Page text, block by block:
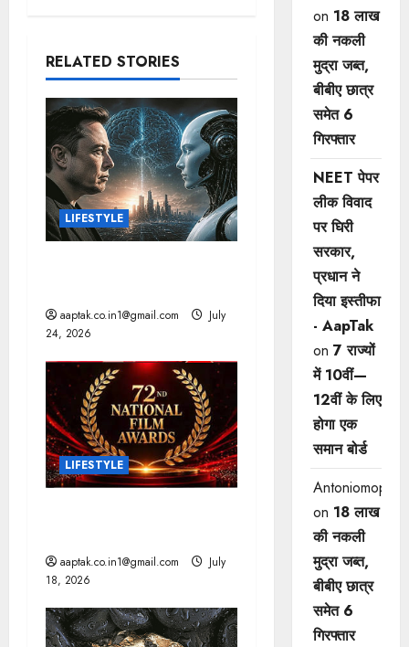
v
i
g
a
t
i
n
RELATED STORIES
LIFESTYLE
aaptak.co.in1@gmail.com
July
24, 2026
LIFESTYLE
aaptak.co.in1@gmail.com
July
18, 2026
on 18 लाख
की नकली
मुद्रा जब्त,
बीबीए छात्र
समेत 6
गिरफ्तार
NEET पेपर
लीक विवाद
पर घिरी
सरकार,
प्रधान ने
दिया इस्तीफा
- AapTak
on 7 राज्यों
में 10वीं—
12वीं ​के लिए
होगा एक
समान बोर्ड
Antoniomop
on 18 लाख
की नकली
मुद्रा जब्त,
बीबीए छात्र
समेत 6
गिरफ्तार